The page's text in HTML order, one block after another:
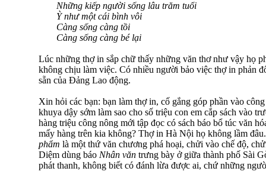
Những kiếp người sống lâu trăm tuổi
Ỳ như một cái bình vôi
Càng sống càng tồi
Càng sống càng bé lại
Lúc những thợ in sắp chữ thấy những văn thơ như vậy họ
không chịu làm việc. Có nhiều người bảo việc thợ in phản
sẵn của Đảng Lao động.
Xin hỏi các bạn: bạn làm thợ in, cố gắng góp phần vào
khuya dậy sớm làm sao cho số triệu con em cắp sách vào
hàng triệu công nông mới tập đọc có sách báo bổ túc văn
mấy hàng trên kia không? Thợ in Hà Nội họ không lầm
phẩm là một thứ văn chương phá hoại, chửi vào chế độ,
Diệm dùng báo Nhân văn trưng bày ở giữa thành phố Sài
phát thanh, không biết có đánh lừa được ai, chứ những